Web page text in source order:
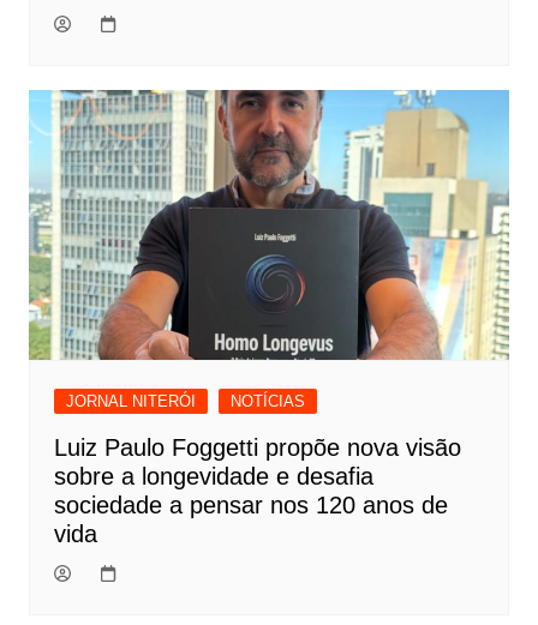
JORNAL NITERÓI NOTÍCIAS
Luiz Paulo Foggetti propõe nova visão
sobre a longevidade e desafia
sociedade a pensar nos 120 anos de
vida